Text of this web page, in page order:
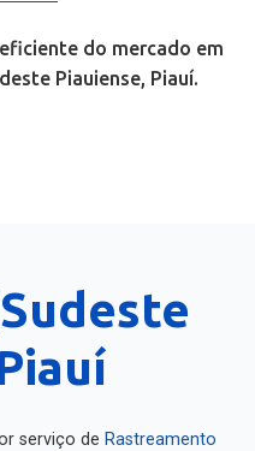
do mercado em
Piauiense, Piauí.
serviço de Rastreamento